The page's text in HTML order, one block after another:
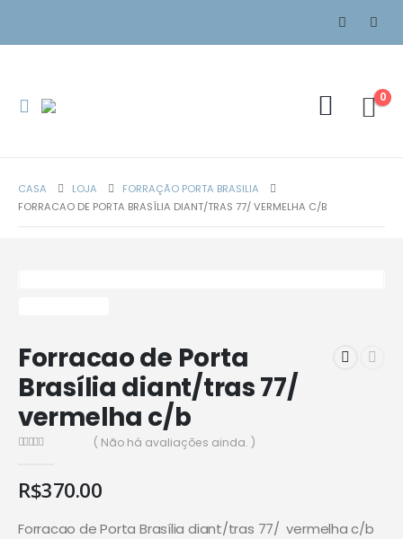
0
CASA LOJA
FORRAÇÃO PORTA BRASILIA
FORRACAO DE PORTA BRASÍLIA DIANT/TRAS 77/ VERMELHA C/B
Forracao de Porta
Brasília diant/tras 77/
vermelha c/b
( Não há avaliações ainda. )
R$370.00
Forracao de Porta Brasília diant/tras 77/ vermelha c/b